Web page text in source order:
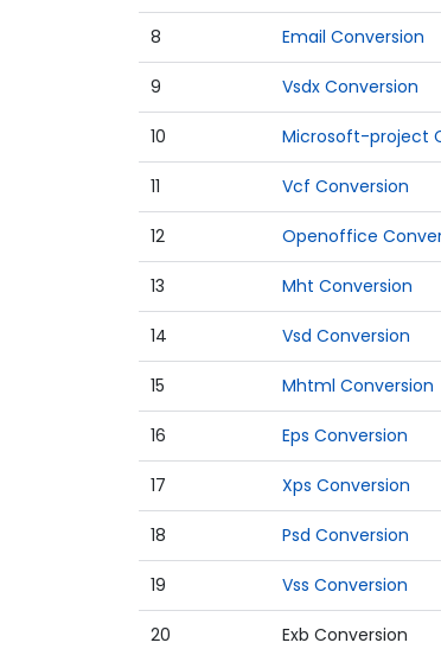
8 Email Conversion
9 Vsdx Conversion
10 Microsoft-project
11 Vcf Conversion
12 Openoffice
13 Mht Conversion
14 Vsd Conversion
15 Mhtml Conversion
16 Eps Conversion
17 Xps Conversion
18 Psd Conversion
19 Vss Conversion
20 Exb Conversion